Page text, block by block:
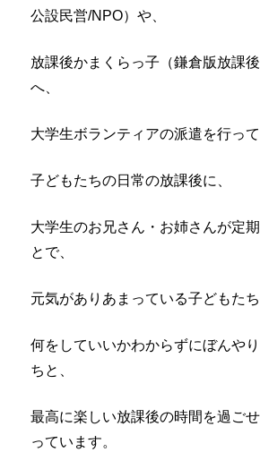
公設民営/NPO）や、
放課後かまくらっ子（鎌倉版放課後
へ、
大学生ボランティアの派遣を行って
子どもたちの日常の放課後に、
大学生のお兄さん・お姉さんが定
とで、
元気がありあまっている子どもたち
何をしていいかわからずにぼんや
ちと、
最高に楽しい放課後の時間を過ご
っています。